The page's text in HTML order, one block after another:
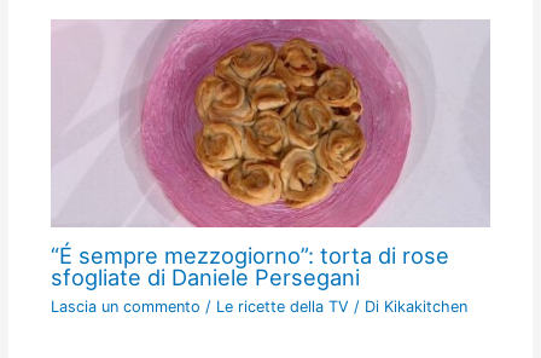
“É sempre mezzogiorno”: torta di rose
sfogliate di Daniele Persegani
Lascia un commento / Le ricette della TV / Di Kikakitchen